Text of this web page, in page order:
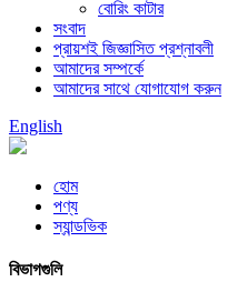
বোরিং কাটার
সংবাদ
প্রায়শই জিজ্ঞাসিত প্রশ্নাবলী
আমাদের সম্পর্কে
আমাদের সাথে যোগাযোগ করুন
English
হোম
পণ্য
স্যান্ডভিক
বিভাগগুলি